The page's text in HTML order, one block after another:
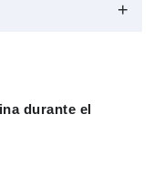
durante el